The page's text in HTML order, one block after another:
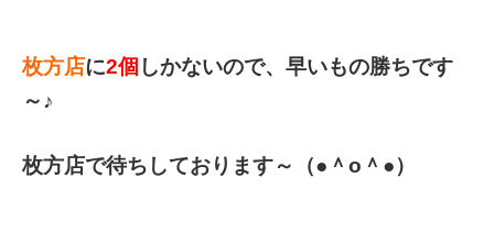
枚方店に2個 しかないので、早いもの勝ちです
～♪
枚方店で待ちしております～（●＾o＾●）